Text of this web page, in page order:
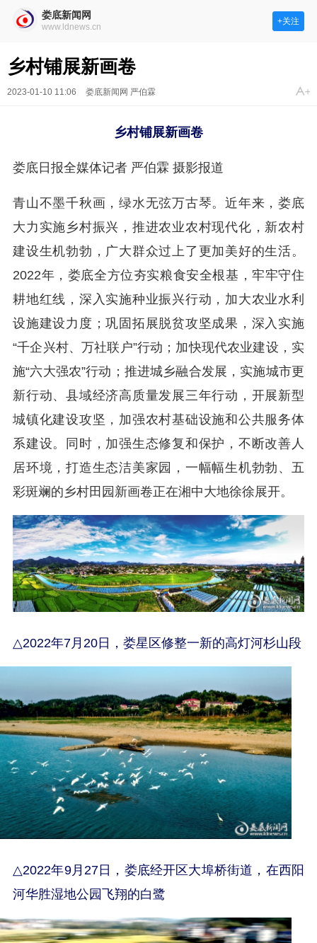
娄底新闻网
www.ldnews.cn
+关注
乡村铺展新画卷
2023-01-10 11:06 娄底新闻网 严伯霖
乡村铺展新画卷
娄底日报全媒体记者 严伯霖 摄影报道
青山不墨千秋画，绿水无弦万古琴。近年来，娄底
大力实施乡村振兴，推进农业农村现代化，新农村
建设生机勃勃，广大群众过上了更加美好的生活。
2022年，娄底全方位夯实粮食安全根基，牢牢守住
耕地红线，深入实施种业振兴行动，加大农业水利
设施建设力度；巩固拓展脱贫攻坚成果，深入实施
“千企兴村、万社联户”行动；加快现代农业建设，实
施“六大强农”行动；推进城乡融合发展，实施城市更
新行动、县域经济高质量发展三年行动，开展新型
城镇化建设攻坚，加强农村基础设施和公共服务体
系建设。同时，加强生态修复和保护，不断改善人
居环境，打造生态洁美家园，一幅幅生机勃勃、五
彩斑斓的乡村田园新画卷正在湘中大地徐徐展开。
△2022年7月20日，娄星区修整一新的高灯河杉山段
△2022年9月27日，娄底经开区大埠桥街道，在西阳
河华胜湿地公园飞翔的白鹭